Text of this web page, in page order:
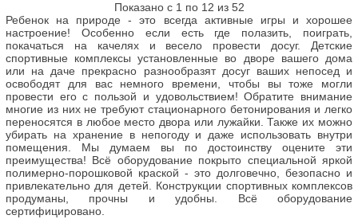
Показано с 1 по 12 из 52
Ребенок на природе - это всегда активные игры и хорошее
настроение! Особенно если есть где полазить, поиграть,
покачаться на качелях и весело провести досуг. Детские
спортивные комплексы установленные во дворе вашего дома
или на даче прекрасно разнообразят досуг ваших непосед и
освободят для вас немного времени, чтобы вы тоже могли
провести его с пользой и удовольствием! Обратите внимание
многие из них не требуют стационарного бетонирования и легко
переносятся в любое место двора или лужайки. Также их можно
убирать на хранение в непогоду и даже использовать внутри
помещения. Мы думаем вы по достоинству оцените эти
преимущества! Всё оборудование покрыто специальной яркой
полимерно-порошковой краской - это долговечно, безопасно и
привлекательно для детей. Конструкции спортивных комплексов
продуманы, прочны и удобны. Всё оборудование
сертифицировано.